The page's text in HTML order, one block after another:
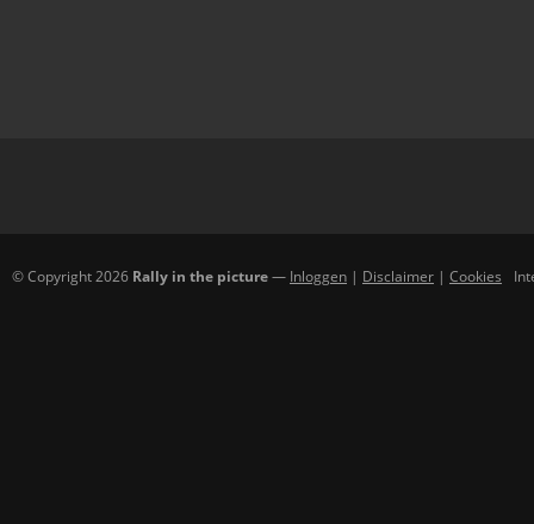
© Copyright 2026 Rally in the picture— Inloggen | Disclaimer | Cookies